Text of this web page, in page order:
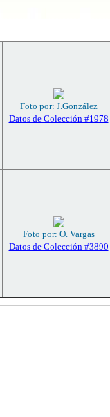
Foto por: J.González
Datos de Colección #1978
Foto por: O. Vargas
Datos de Colección #3890